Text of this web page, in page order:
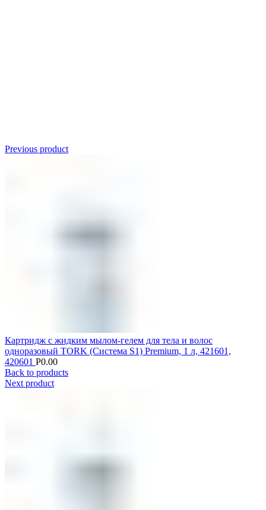
Previous product
Картридж с жидким мылом-гелем для тела и волос
одноразовый TORK (Система S1) Premium, 1 л, 421601,
420601 Р0.00
Back to products
Next product